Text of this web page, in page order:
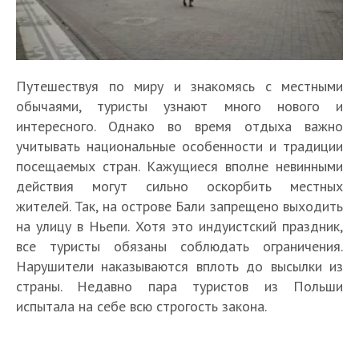
Путешествуя по миру и знакомясь с местными
обычаями, туристы узнают много нового и
интересного. Однако во время отдыха важно
учитывать национальные особенности и традиции
посещаемых стран. Кажущиеся вполне невинными
действия могут сильно оскорбить местных
жителей. Так, на острове Бали запрещено выходить
на улицу в Ньепи. Хотя это индуистский праздник,
все туристы обязаны соблюдать ограничения.
Нарушители наказываются вплоть до высылки из
страны. Недавно пара туристов из Польши
испытала на себе всю строгость закона.